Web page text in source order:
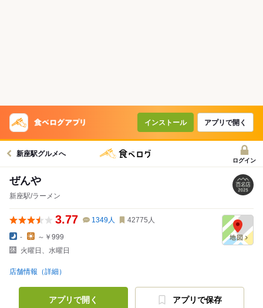
インストール アプリで開く
新座駅グルメへ
ログイン
ぜんや
新座駅/ラーメン
3.77 1349人 42775 人
-
～￥999
火曜日、水曜日
店舗情報（詳細）
アプリで開く アプリで保存